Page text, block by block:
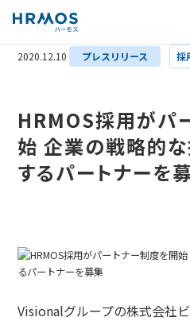
2020.12.10 プレスリリース 採
HRMOS採用がパ
始 企業の戦略的
するパートナーを
Visionalグループの株式会社